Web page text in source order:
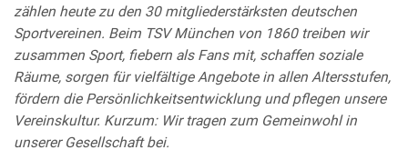
zählen heute zu den 30 mitgliederstärksten deutschen
Sportvereinen. Beim TSV München von 1860 treiben wir
zusammen Sport, fiebern als Fans mit, schaffen soziale
Räume, sorgen für vielfältige Angebote in allen Altersstufen,
fördern die Persönlichkeitsentwicklung und pflegen unsere
Vereinskultur. Kurzum: Wir tragen zum Gemeinwohl in
unserer Gesellschaft bei.